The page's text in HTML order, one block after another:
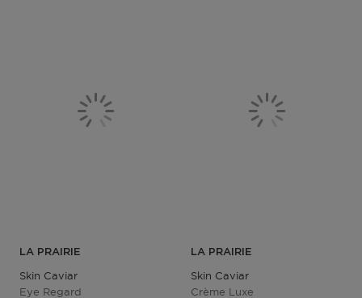
LA PRAIRIE
Skin Caviar
Eye Regard
LA PRAIRIE
Skin Caviar
Crème Luxe